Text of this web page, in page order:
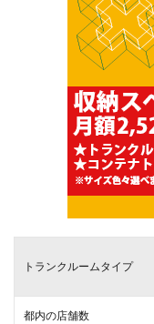
トランクルームタイプ
都内の店舗数